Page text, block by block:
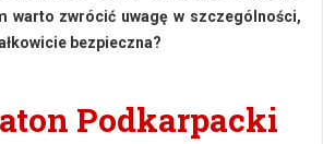
warto zwrócić uwagę w szczególności,
bezpieczna?
Podkarpacki